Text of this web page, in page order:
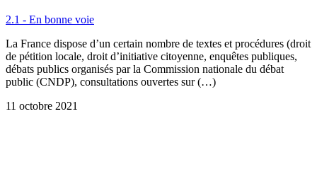
2.1 - En bonne voie
La France dispose d’un certain nombre de textes et procédures (droit
de pétition locale, droit d’initiative citoyenne, enquêtes publiques,
débats publics organisés par la Commission nationale du débat
public (CNDP), consultations ouvertes sur (…)
11 octobre 2021